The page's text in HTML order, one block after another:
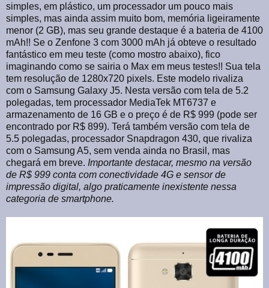
simples, em plástico, um processador um pouco mais
simples, mas ainda assim muito bom, memória ligeiramente
menor (2 GB), mas seu grande destaque é a bateria de 4100
mAh!! Se o Zenfone 3 com 3000 mAh já obteve o resultado
fantástico em meu teste (como mostro abaixo), fico
imaginando como se sairia o Max em meus testes!! Sua tela
tem resolução de 1280x720 pixels. Este modelo rivaliza
com o Samsung Galaxy J5. Nesta versão com tela de 5.2
polegadas, tem processador MediaTek MT6737 e
armazenamento de 16 GB e o preço é de R$ 999 (pode ser
encontrado por R$ 899). Terá também versão com tela de
5.5 polegadas, processador Snapdragon 430, que rivaliza
com o Samsung A5, sem venda ainda no Brasil, mas
chegará em breve. Importante destacar, mesmo na versão
de R$ 999 conta com conectividade 4G e sensor de
impressão digital, algo praticamente inexistente nessa
categoria de smartphone.